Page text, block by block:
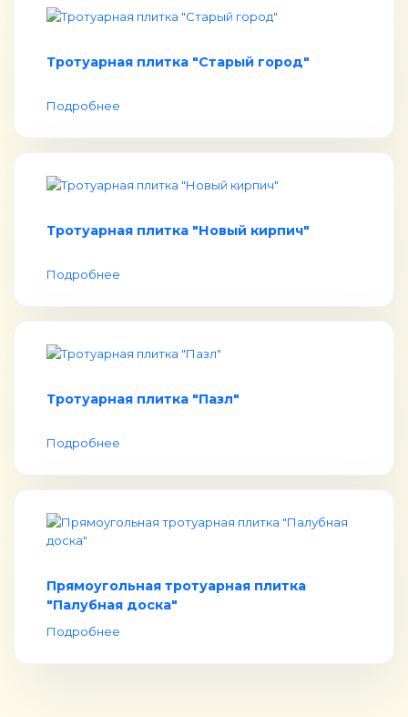
Тротуарная плитка "Старый город"
Подробнее
Тротуарная плитка "Новый кирпич"
Подробнее
Тротуарная плитка "Пазл"
Подробнее
Прямоугольная тротуарная плитка
"Палубная доска"
Подробнее